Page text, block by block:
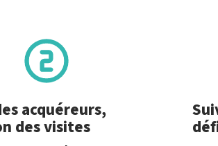
acquéreurs,
des visites